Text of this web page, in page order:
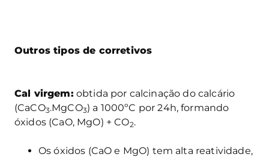
Outros tipos de corretivos
Cal virgem: obtida por calcinação do calcário
(CaCO3.MgCO3) a 1000ºC por 24h, formando
óxidos (CaO, MgO) + CO2.
Os óxidos (CaO e MgO) tem alta reatividade,